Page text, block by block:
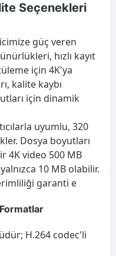
Seçenekleri
güç veren
hızlı kayıt
için 4K'ya
kalite kaybı
için dinamik
uyumlu, 320
Dosya boyutları
4K video 500 MB
10 MB olabilir.
garanti e
H.264 codec'li